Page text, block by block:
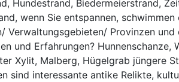
Hundestrand, Biedermeierstrand,
wenn Sie entspannen, schwimmen
Verwaltungsgebieten/ Provinzen
und Erfahrungen? Hunnenschanze,
Xylit, Malberg, Hügelgrab jüngere
sind interessante antike Relikte,